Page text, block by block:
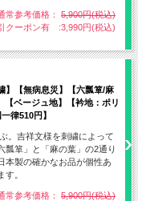
表現されたお洒落半衿。
いただけます。
出してくれます。
常参考価格： 5,900円(税込)
クーポン有 :3,990円(税込)
】【無病息災】【六瓢箪/麻
ベージュ地】【衿地：ポリ
律510円】
。吉祥文様を刺繍によって
瓢箪」と「麻の葉」の2通り
本製の確かなお品が個性あ
。
常参考価格： 5,900円(税込)